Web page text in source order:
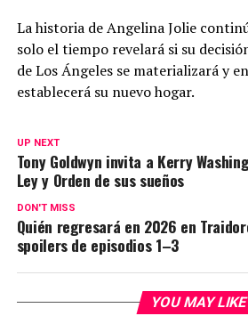
La historia de Angelina Jolie
solo el tiempo revelará si su
de Los Ángeles se materializará y
establecerá su nuevo hogar.
UP NEXT
Tony Goldwyn invita a Kerry
Ley y Orden de sus sueños
DON'T MISS
Quién regresará en 2026 en
spoilers de episodios 1–3
YOU MAY LIKE